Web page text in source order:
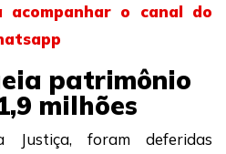
acompanhar o canal do
patrimônio
milhões
Justiça, foram deferidas